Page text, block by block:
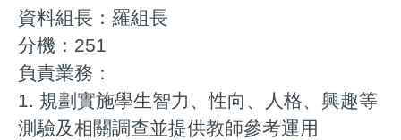
資料組長：羅組長
分機：251
負責業務：
1. 規劃實施學生智力、性向、人格、興趣等
測驗及相關調查並提供教師參考運用